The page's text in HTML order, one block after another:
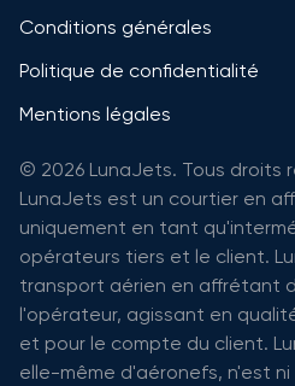
Conditions générales
Politique de confidentialité
Mentions légales
© 2026 LunaJets. Tous droits
LunaJets est un courtier en
uniquement en tant
opérateurs tiers et le client.
transport aérien en affrétant
l'opérateur, agissant en
et pour le compte du client.
elle-même d'aéronefs, n'est